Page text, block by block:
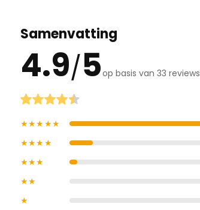
Samenvatting
4.9/5op basis van 33 reviews
★★★★★
★★★★
★★★
★★
★